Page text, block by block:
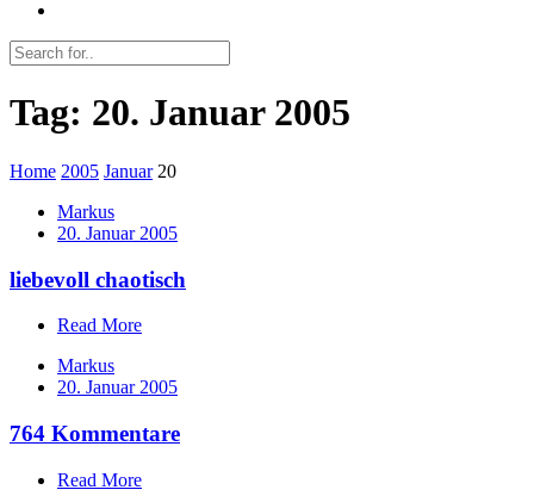
Tag: 20. Januar 2005
Home 2005 Januar 20
Markus
20. Januar 2005
liebevoll chaotisch
Read More
Markus
20. Januar 2005
764 Kommentare
Read More